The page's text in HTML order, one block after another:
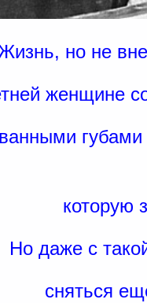
но не
женщине
которую
Но даже с
сняться